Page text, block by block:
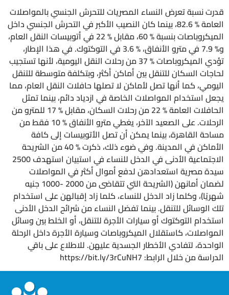
قدرت نسبة تعرض النساء المصريات للتحرش الجنسي بالمواصلات
العامة % 82.6، بينما كان النصيب الأكبر في التحرش الجنسي داخل
الميكروباصات بنسبة % 60، مقابل % 22 في أتوبيسات النقل العام،
و% 7.9 في مترو الأنفاق، % 3.6 في التوكتوك. في هذا الإطار،
تؤدي الميكروباصات % 37 من رحلات النقل اليومية، لأنها تستجيب
لحاجات السكان للتنقل بين أماكن أكثر، وبتكلفة متوسطة للتنقل
اليومي، كما أنها تصل لأماكن لا تصلها حافلات النقل العام، مما
يجعل استخدام المواصلات الخاصة في ازدياد دائم، بينما تمثل
الحافلات العامة % 22 من رحلات السكان، مقابل % 17 للمترو من
الرحلات. على الصعيد الآخر، يغطي مترو الأنفاق % 10 فقط من
مساحة القاهرة، بينما يمكن أن تصل الأتوبيسات إلى كافة
الأماكن في المدينة. وفي ضوء ذلك، ذكرت % 40 من الشريحة
الاجتماعية الأدنى في الدخل للنساء في استبيان استهدف 2500
سيدة مصرية استعدادهن لدفع أموال أكثر في المواصلات
لضمان أمانهن (الشريحة التي تتقاضى من 2000 -1000 جنيه
شهريًا)، وكلما زاد الدخل للنساء، كلما زاد إقبالهن على استخدام
تلك الوسائل للتنقل. بينما تفضل النساء من شرائح الدخل الأدنى
استخدام التوكتوك أو سيارات الأجرة للتنقل، أو الخلط بين وسائل
المواصلات، كاستقلال الميكروباصات وسيارة الأجرة داخل الرحلة
الواحدة، لتفادي الأخطار الجسدية عليهن. للاطلاع على باقي
الدراسة من خلال الرابط: https://bit.ly/3rCuNH7